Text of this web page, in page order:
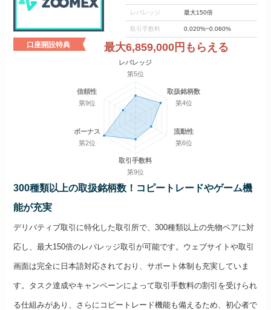
レバレッジ 最大150倍
取引手数料 0.020%~0.060%
口座開設特典 最大6,859,000円もらえる
レバレッジ
第5位
取扱銘柄数
第4位
流動性
第6位
取引手数料
第9位
ボーナス
第2位
信頼性
第9位
300種類以上の取扱銘柄数！コピートレードやゲーム機
能が充実
デリバティブ取引に特化した取引所で、300種類以上の先物ペアに対
応し、最大150倍のレバレッジ取引が可能です。ウェブサイトや取引
画面は完全に日本語対応されており、サポート体制も充実していま
す。タスク達成やキャンペーンによって取引手数料の割引を受けられ
る仕組みがあり、さらにコピートレード機能も備えるため、初心者で